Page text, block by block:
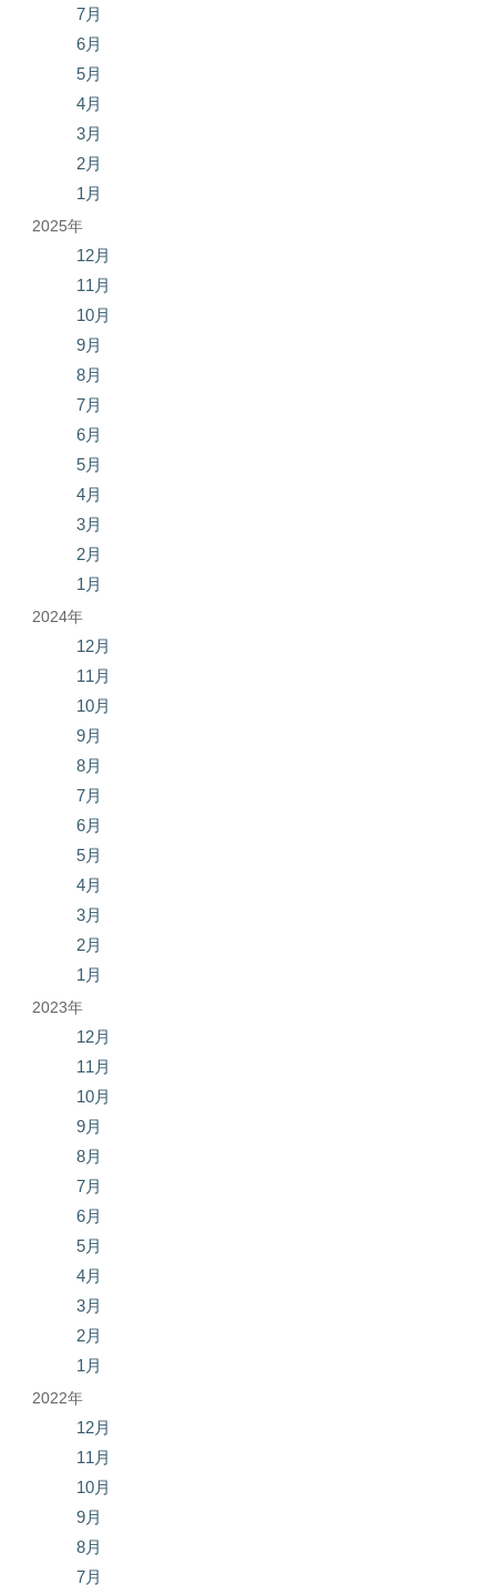
7月
6月
5月
4月
3月
2月
1月
2025年
12月
11月
10月
9月
8月
7月
6月
5月
4月
3月
2月
1月
2024年
12月
11月
10月
9月
8月
7月
6月
5月
4月
3月
2月
1月
2023年
12月
11月
10月
9月
8月
7月
6月
5月
4月
3月
2月
1月
2022年
12月
11月
10月
9月
8月
7月